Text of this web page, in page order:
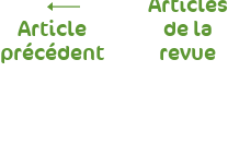
Article
précédent
de la
revue